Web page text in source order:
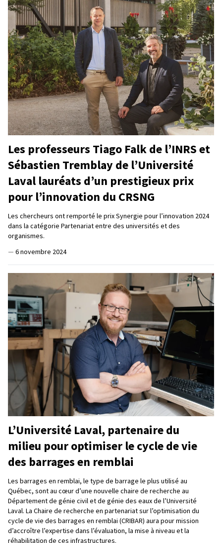
Les professeurs Tiago Falk de l’INRS et
Sébastien Tremblay de l’Université
Laval lauréats d’un prestigieux prix
pour l’innovation du CRSNG
Les chercheurs ont remporté le prix Synergie pour l’innovation 2024
dans la catégorie Partenariat entre des universités et des
organismes.
— 6 novembre 2024
L’Université Laval, partenaire du
milieu pour optimiser le cycle de vie
des barrages en remblai
Les barrages en remblai, le type de barrage le plus utilisé au
Québec, sont au cœur d’une nouvelle chaire de recherche au
Département de génie civil et de génie des eaux de l’Université
Laval. La Chaire de recherche en partenariat sur l’optimisation du
cycle de vie des barrages en remblai (CRIBAR) aura pour mission
d’accroître l’expertise dans l’évaluation, la mise à niveau et la
réhabilitation de ces infrastructures.